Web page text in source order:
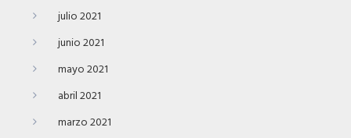
julio 2021
junio 2021
mayo 2021
abril 2021
marzo 2021